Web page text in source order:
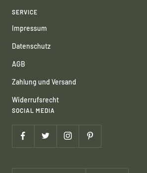
SERVICE
Impressum
Datenschutz
AGB
Zahlung und Versand
Widerrufsrecht
SOCIAL MEDIA